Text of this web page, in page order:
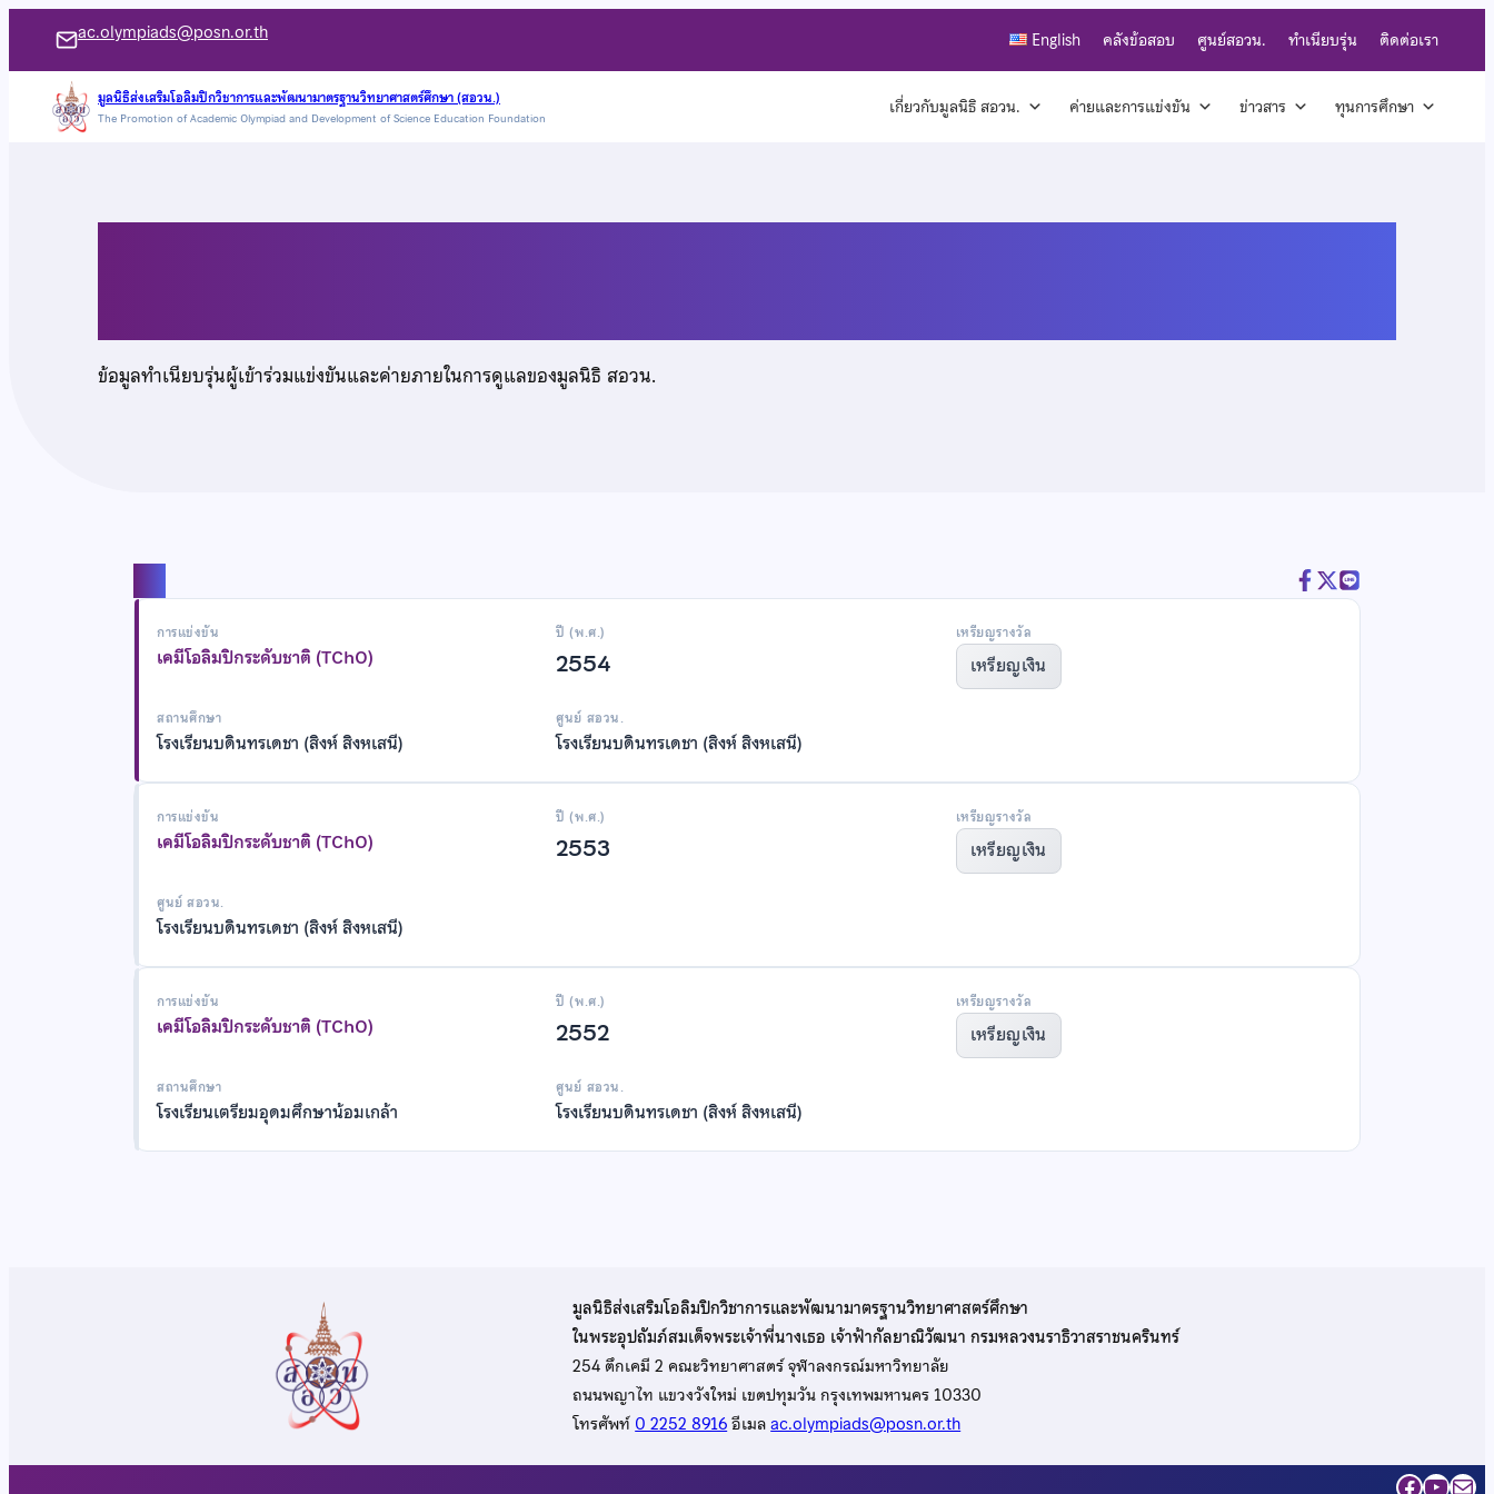
เนื้อหา
ac.olympiads@posn.or.th English คลังข้อสอบ ศูนย์สอวน. ทำเนียบรุ่น ติดต่อเรา
มูลนิธิส่งเสริมโอลิมปิกวิชาการและพัฒนามาตรฐานวิทยาศาสตร์ศึกษา (สอวน.)
The Promotion of Academic Olympiad and Development of Science Education Foundation เกี่ยวกับมูลนิธิ สอวน. ค่ายและการแข่งขัน ข่าวสาร ทุนการศึกษา
ข้อมูลทำเนียบรุ่นผู้เข้าร่วมแข่งขันและค่ายภายในการดูแลของมูลนิธิ สอวน.
การแข่งขัน
เคมีโอลิมปิกระดับชาติ (TChO)
ปี (พ.ศ.)
2554
เหรียญรางวัล
เหรียญเงิน
สถานศึกษา
โรงเรียนบดินทรเดชา (สิงห์ สิงหเสนี)
ศูนย์ สอวน.
โรงเรียนบดินทรเดชา (สิงห์ สิงหเสนี)
การแข่งขัน
เคมีโอลิมปิกระดับชาติ (TChO)
ปี (พ.ศ.)
2553
เหรียญรางวัล
เหรียญเงิน
ศูนย์ สอวน.
โรงเรียนบดินทรเดชา (สิงห์ สิงหเสนี)
การแข่งขัน
เคมีโอลิมปิกระดับชาติ (TChO)
ปี (พ.ศ.)
2552
เหรียญรางวัล
เหรียญเงิน
สถานศึกษา
โรงเรียนเตรียมอุดมศึกษาน้อมเกล้า
ศูนย์ สอวน.
โรงเรียนบดินทรเดชา (สิงห์ สิงหเสนี)
มูลนิธิส่งเสริมโอลิมปิกวิชาการและพัฒนามาตรฐานวิทยาศาสตร์ศึกษา
ในพระอุปถัมภ์สมเด็จพระเจ้าพี่นางเธอ เจ้าฟ้ากัลยาณิวัฒนา กรมหลวงนราธิวาสราชนครินทร์
254 ตึกเคมี 2 คณะวิทยาศาสตร์ จุฬาลงกรณ์มหาวิทยาลัย
ถนนพญาไท แขวงวังใหม่ เขตปทุมวัน กรุงเทพมหานคร 10330
โทรศัพท์0 2252 8916อีเมลac.olympiads@posn.or.th